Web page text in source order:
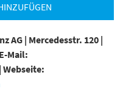
AG | Mercedesstr. 120 |
E-Mail:
| Webseite: